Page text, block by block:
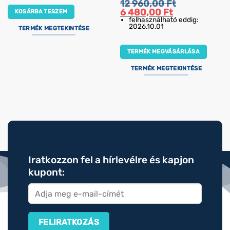
KOSÁRBA TESZEM
TERMÉK MEGTEKINTÉSE
12 960,00Ft
Original
price
was:
6 480,00 FtCurrent
price
is:
felhasználható eddig:
2026.10.01
TERMÉK MEGVÁSÁRLÁSA
TERMÉK MEGTEKINTÉSE
Iratkozzon fel a hírlevélre és kapjon
kupont: